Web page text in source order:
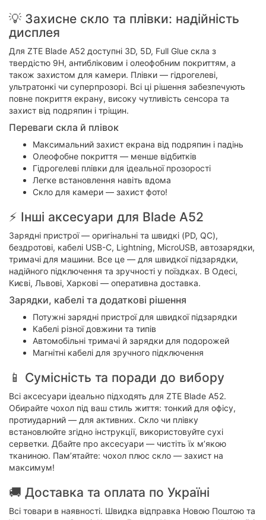
💡 Захисне скло та плівки: надійність
дисплея
Для ZTE Blade A52 доступні 3D, 5D, Full Glue скла з
твердістю 9H, антибліковим і олеофобним покриттям, а
також захистом для камери. Плівки — гідрогелеві,
ультратонкі чи суперпрозорі. Всі ці рішення забезпечують
повне покриття екрану, високу чутливість сенсора та
захист від подряпин і тріщин.
Переваги скла й плівок
Максимальний захист екрана від подряпин і падінь
Олеофобне покриття — менше відбитків
Гідрогелеві плівки для ідеальної прозорості
Легке встановлення навіть вдома
Скло для камери — захист фото!
⚡ Інші аксесуари для Blade A52
Зарядні пристрої — оригінальні та швидкі (PD, QC),
бездротові, кабелі USB-C, Lightning, MicroUSB, автозарядки,
тримачі для машини. Все це — для швидкої підзарядки,
надійного підключення та зручності у поїздках. В Одесі,
Києві, Львові, Харкові — оперативна доставка.
Зарядки, кабелі та додаткові рішення
Потужні зарядні пристрої для швидкої підзарядки
Кабелі різної довжини та типів
Автомобільні тримачі й зарядки для подорожей
Магнітні кабелі для зручного підключення
📱 Сумісність та поради до вибору
Всі аксесуари ідеально підходять для ZTE Blade A52.
Обирайте чохол під ваш стиль життя: тонкий для офісу,
протиударний — для активних. Скло чи плівку
встановлюйте згідно інструкції, використовуйте сухі
серветки. Дбайте про аксесуари — чистіть їх м’якою
тканиною. Пам’ятайте: чохол плюс скло — захист на
максимум!
🚚 Доставка та оплата по Україні
Всі товари в наявності. Швидка відправка Новою Поштою та